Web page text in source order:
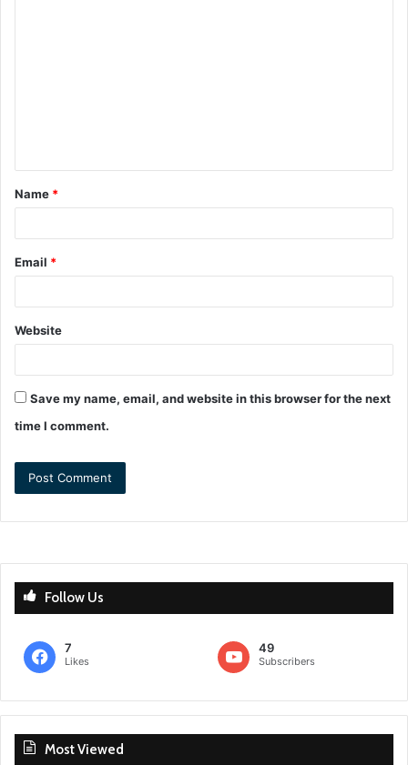
t
*
Name *
Email *
Website
Save my name, email, and website in this browser for the next
time I comment.
Follow Us
7
Likes
49
Subscribers
Most Viewed